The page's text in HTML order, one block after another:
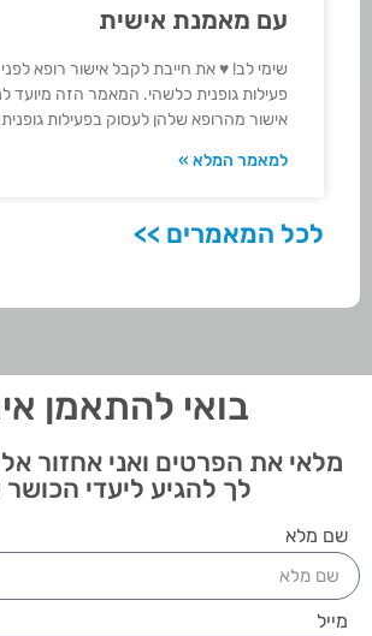
עם מאמנת אישית
שימי לב! ♥ את חייבת לקבל אישור רופא לפני
פעילות גופנית כלשהי. המאמר הזה מיועד
אישור מהרופא שלהן לעסוק בפעילות גופנית.
למאמר המלא »
לכל המאמרים >>
בואי להתאמן
מלאי את הפרטים ואני אחזור
לך להגיע ליעדי הכושר
שם מלא
מייל